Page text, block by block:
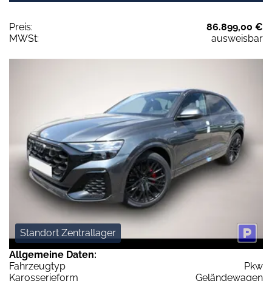
Preis:
86.899,00 €
MWSt:
ausweisbar
Standort Zentrallager
Allgemeine Daten:
Fahrzeugtyp
Pkw
Karosserieform
Geländewagen